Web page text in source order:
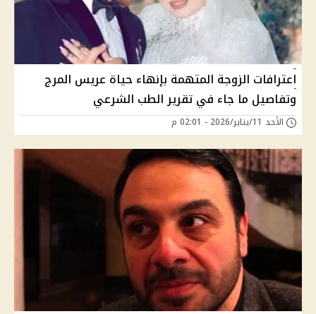
اعترافات الزوجة المتهمة بإنهاء حياة عريس المرج
وتفاصيل ما جاء في تقرير الطب الشرعي
الأحد 11/يناير/2026 - 02:01 م